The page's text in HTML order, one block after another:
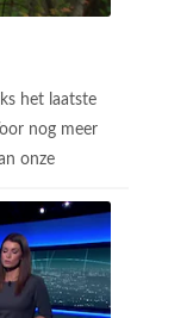
het laatste
nog meer
onze